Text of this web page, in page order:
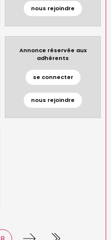
nous rejoindre
Annonce réservée aux
adhérents
se connecter
nous rejoindre